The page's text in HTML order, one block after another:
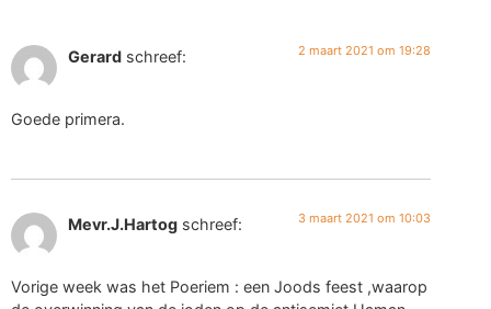
Gerard schreef: 2 maart 2021 om 19:28
Goede primera.
Mevr.J.Hartog schreef: 3 maart 2021 om 10:03
Vorige week was het Poeriem : een Joods feest ,waarop